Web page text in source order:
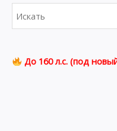
До 160 л.с. (под